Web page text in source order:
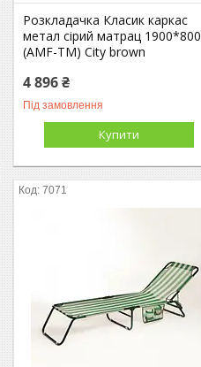
Розкладачка Класик каркас
метал сірий матрац 1900*800
(AMF-ТМ) City brown
4 896 ₴
Під замовлення
Купити
7071